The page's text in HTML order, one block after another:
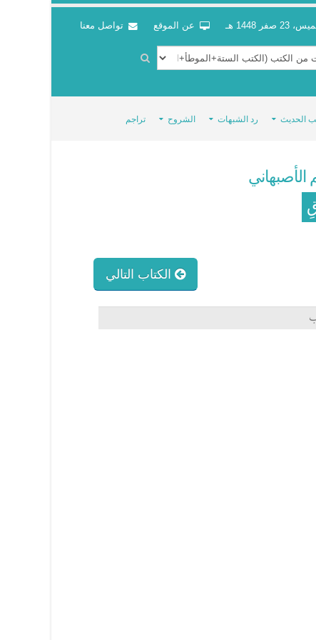
23 صفر 1448 هـ عن الموقع تواصل معنا
الحديث رد الشبهات الشروح تراجم
الكتاب التالي